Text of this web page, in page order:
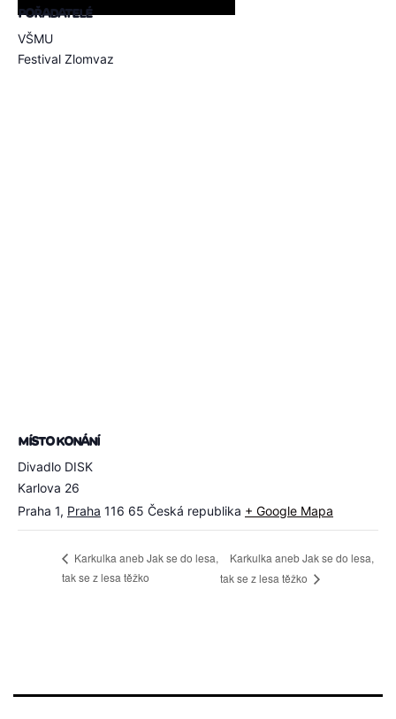
POŘADATELÉ
VŠMU
Festival Zlomvaz
MÍSTO KONÁNÍ
Divadlo DISK
Karlova 26
Praha 1, Praha 116 65 Česká republika + Google Mapa
Karkulka aneb Jak se do lesa,
tak se z lesa těžko
Karkulka aneb Jak se do lesa,
tak se z lesa těžko